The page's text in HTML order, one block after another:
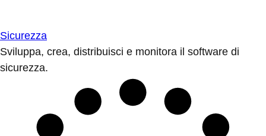
Sicurezza
Sviluppa, crea, distribuisci e monitora il software di
sicurezza.